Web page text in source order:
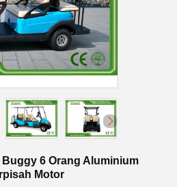
6 Orang Aluminium
Motor